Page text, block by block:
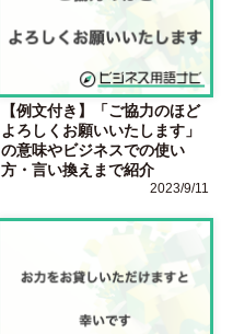
【例文付き】「ご協力のほど
よろしくお願いいたします」
の意味やビジネスでの使い
方・言い換えまで紹介
2023/9/11